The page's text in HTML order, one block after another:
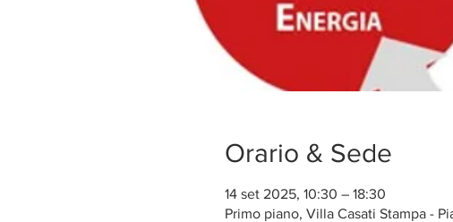
Orario & Sede
14 set 2025, 10:30 – 18:30
Primo piano, Villa Casati Stampa -